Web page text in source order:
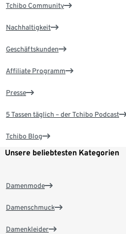
Tchibo Community
Nachhaltigkeit
Geschäftskunden
Affiliate Programm
Presse
5 Tassen täglich – der Tchibo Podcast
Tchibo Blog
Unsere beliebtesten Kategorien
Damenmode
Damenschmuck
Damenkleider